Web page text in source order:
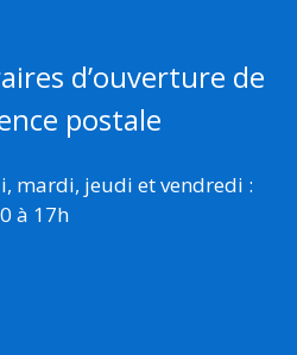
d’ouverture de
postale
mardi, jeudi et vendredi :
à 17h